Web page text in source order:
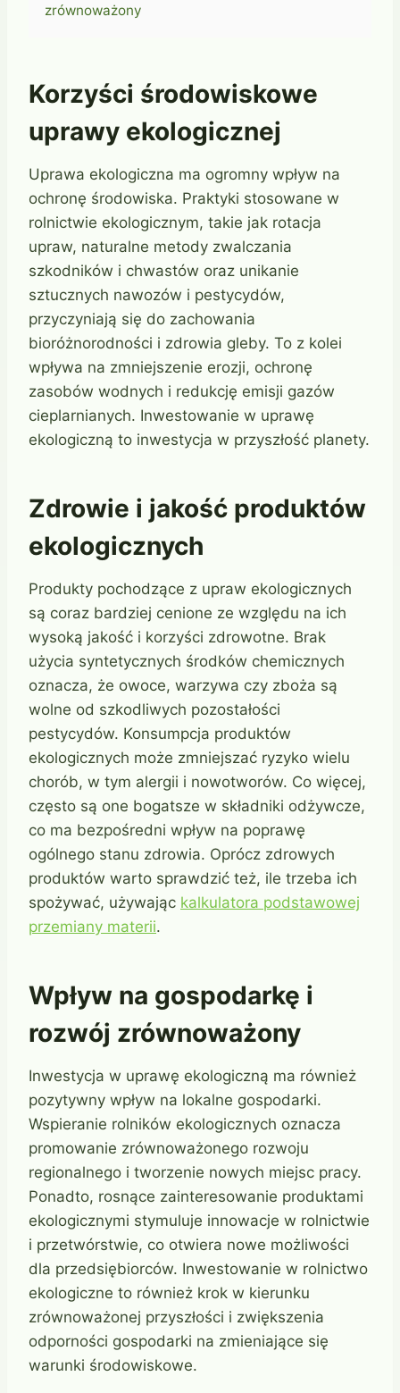
zrównoważony
Korzyści środowiskowe
uprawy ekologicznej
Uprawa ekologiczna ma ogromny wpływ na
ochronę środowiska. Praktyki stosowane w
rolnictwie ekologicznym, takie jak rotacja
upraw, naturalne metody zwalczania
szkodników i chwastów oraz unikanie
sztucznych nawozów i pestycydów,
przyczyniają się do zachowania
bioróżnorodności i zdrowia gleby. To z kolei
wpływa na zmniejszenie erozji, ochronę
zasobów wodnych i redukcję emisji gazów
cieplarnianych. Inwestowanie w uprawę
ekologiczną to inwestycja w przyszłość planety.
Zdrowie i jakość produktów
ekologicznych
Produkty pochodzące z upraw ekologicznych
są coraz bardziej cenione ze względu na ich
wysoką jakość i korzyści zdrowotne. Brak
użycia syntetycznych środków chemicznych
oznacza, że owoce, warzywa czy zboża są
wolne od szkodliwych pozostałości
pestycydów. Konsumpcja produktów
ekologicznych może zmniejszać ryzyko wielu
chorób, w tym alergii i nowotworów. Co więcej,
często są one bogatsze w składniki odżywcze,
co ma bezpośredni wpływ na poprawę
ogólnego stanu zdrowia. Oprócz zdrowych
produktów warto sprawdzić też, ile trzeba ich
spożywać, używając kalkulatora podstawowej
przemiany materii.
Wpływ na gospodarkę i
rozwój zrównoważony
Inwestycja w uprawę ekologiczną ma również
pozytywny wpływ na lokalne gospodarki.
Wspieranie rolników ekologicznych oznacza
promowanie zrównoważonego rozwoju
regionalnego i tworzenie nowych miejsc pracy.
Ponadto, rosnące zainteresowanie produktami
ekologicznymi stymuluje innowacje w rolnictwie
i przetwórstwie, co otwiera nowe możliwości
dla przedsiębiorców. Inwestowanie w rolnictwo
ekologiczne to również krok w kierunku
zrównoważonej przyszłości i zwiększenia
odporności gospodarki na zmieniające się
warunki środowiskowe.